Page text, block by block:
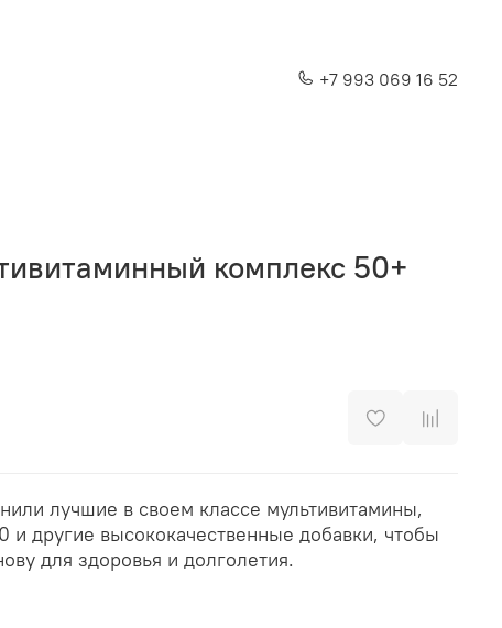
+7 993 069 16 52
комплекс 50+
лучшие в своем классе мультивитамины,
и другие высококачественные добавки, чтобы
для здоровья и долголетия.